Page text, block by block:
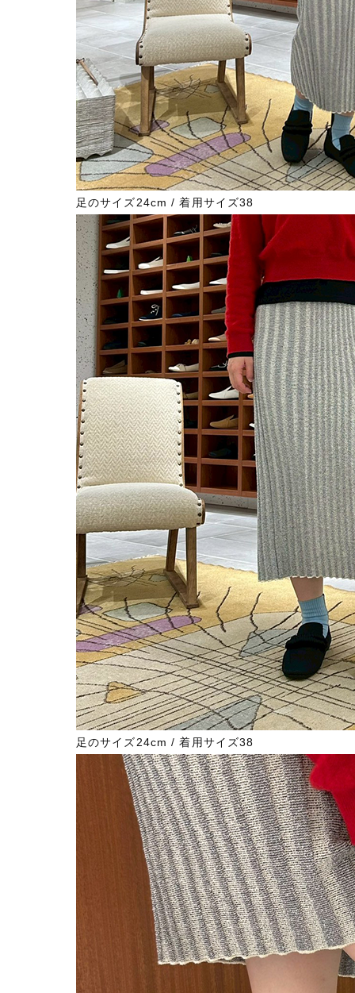
足のサイズ24cm / 着用サイズ38
足のサイズ24cm / 着用サイズ38